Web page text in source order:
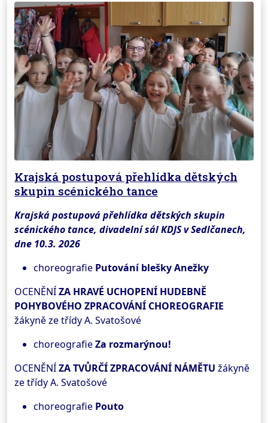
Krajská postupová přehlídka dětských
skupin scénického tance
Krajská postupová přehlídka dětských skupin
scénického tance, divadelní sál KDJS v Sedlčanech,
dne 10.3. 2026
choreografie Putování blešky Anežky
OCENĚNÍZA HRAVÉ UCHOPENÍ HUDEBNĚ
POHYBOVÉHO ZPRACOVÁNÍ CHOREOGRAFIE
žákyně ze třídy A. Svatošové
choreografieZa rozmarýnou!
OCENĚNÍZA TVŮRČÍ ZPRACOVÁNÍ NÁMĚTU žákyně
ze třídy A. Svatošové
choreografie Pouto